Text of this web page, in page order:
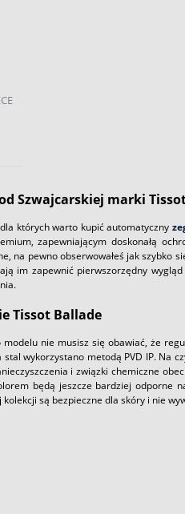
Szwajcarskiej marki
których warto kupić automatyczny
zapewniającym doskonałą
na pewno obserwowałeś jak szybko
im zapewnić pierwszorzędny
Tissot Ballade
nie musisz się obawiać, że
wykorzystano metodą PVD IP. Na
i związki chemiczne
będą jeszcze bardziej odporne
są bezpieczne dla skóry i nie